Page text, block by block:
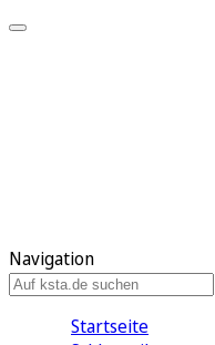
Navigation
Startseite